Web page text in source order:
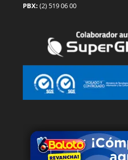
PBX: (2) 519 06 00